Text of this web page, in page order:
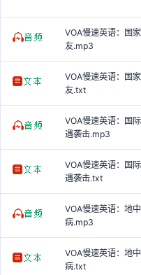
VOA慢速英语：国
友.mp3
VOA慢速英语：国
友.txt
VOA慢速英语：国
遇袭击.mp3
VOA慢速英语：国
遇袭击.txt
VOA慢速英语：地
病.mp3
VOA慢速英语：地
病.txt